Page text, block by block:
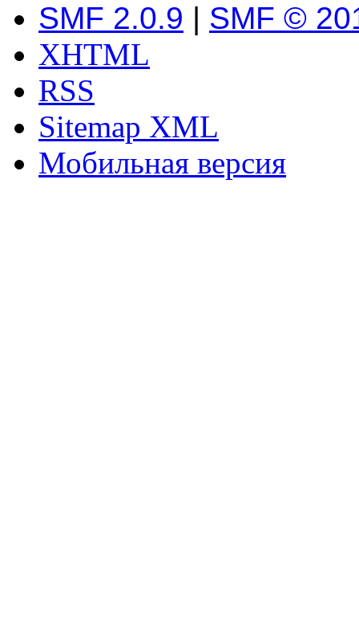
SMF 2.0.9 | SMF ©
XHTML
RSS
Sitemap XML
Мобильная версия